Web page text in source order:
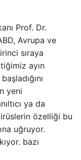
Prof. Dr.
Avrupa ve
sıraya
ayın
yeni
ya da
özelliği bu
uğruyor.
bazı